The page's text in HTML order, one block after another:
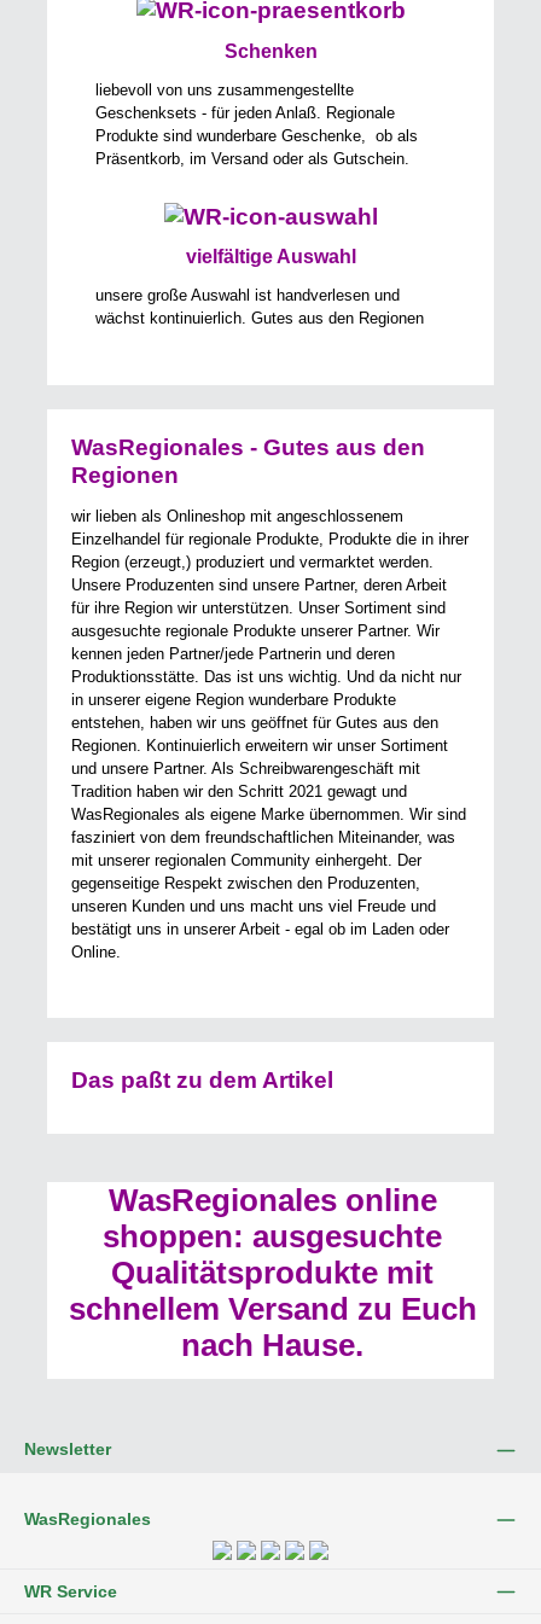
Schenken
liebevoll von uns zusammengestellte
Geschenksets - für jeden Anlaß. Regionale
Produkte sind wunderbare Geschenke, ob als
Präsentkorb, im Versand oder als Gutschein.
vielfältige Auswahl
unsere große Auswahl ist handverlesen und
wächst kontinuierlich. Gutes aus den Regionen
WasRegionales - Gutes aus den
Regionen
wir lieben als Onlineshop mit angeschlossenem
Einzelhandel für regionale Produkte, Produkte die in ihrer
Region (erzeugt,) produziert und vermarktet werden.
Unsere Produzenten sind unsere Partner, deren Arbeit
für ihre Region wir unterstützen. Unser Sortiment sind
ausgesuchte regionale Produkte unserer Partner. Wir
kennen jeden Partner/jede Partnerin und deren
Produktionsstätte. Das ist uns wichtig. Und da nicht nur
in unserer eigene Region wunderbare Produkte
entstehen, haben wir uns geöffnet für Gutes aus den
Regionen. Kontinuierlich erweitern wir unser Sortiment
und unsere Partner. Als Schreibwarengeschäft mit
Tradition haben wir den Schritt 2021 gewagt und
WasRegionales als eigene Marke übernommen. Wir sind
fasziniert von dem freundschaftlichen Miteinander, was
mit unserer regionalen Community einhergeht. Der
gegenseitige Respekt zwischen den Produzenten,
unseren Kunden und uns macht uns viel Freude und
bestätigt uns in unserer Arbeit - egal ob im Laden oder
Online.
Das paßt zu dem Artikel
WasRegionales online
shoppen: ausgesuchte
Qualitätsprodukte mit
schnellem Versand zu Euch
nach Hause.
Newsletter
WasRegionales
WR Service